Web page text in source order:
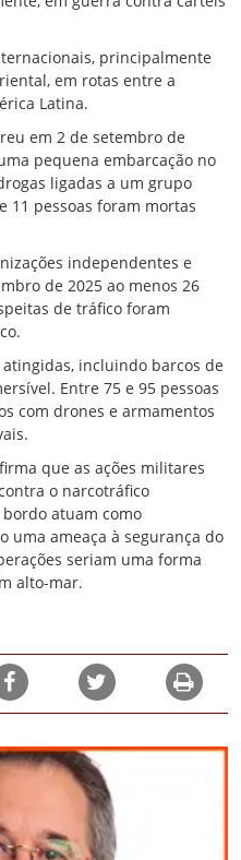
principalmente
em rotas entre a
Latina.
em 2 de setembro de
pequena embarcação no
ligadas a um grupo
11 pessoas foram mortas
independentes e
de 2025 ao menos 26
de tráfico foram
incluindo barcos de
Entre 75 e 95 pessoas
com drones e armamentos
que as ações militares
o narcotráfico
atuam como
uma ameaça à segurança do
seriam uma forma
alto-mar.